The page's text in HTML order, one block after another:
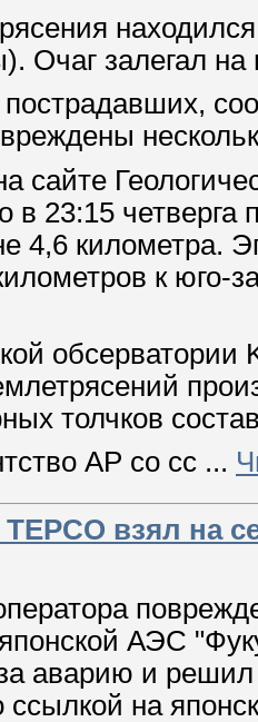
Очаг залегал
сайте
в 23:15
4,6 километра.
к юго-
толчков
AP со сс ...
взял на
АЭС
аварию и
ссылкой на